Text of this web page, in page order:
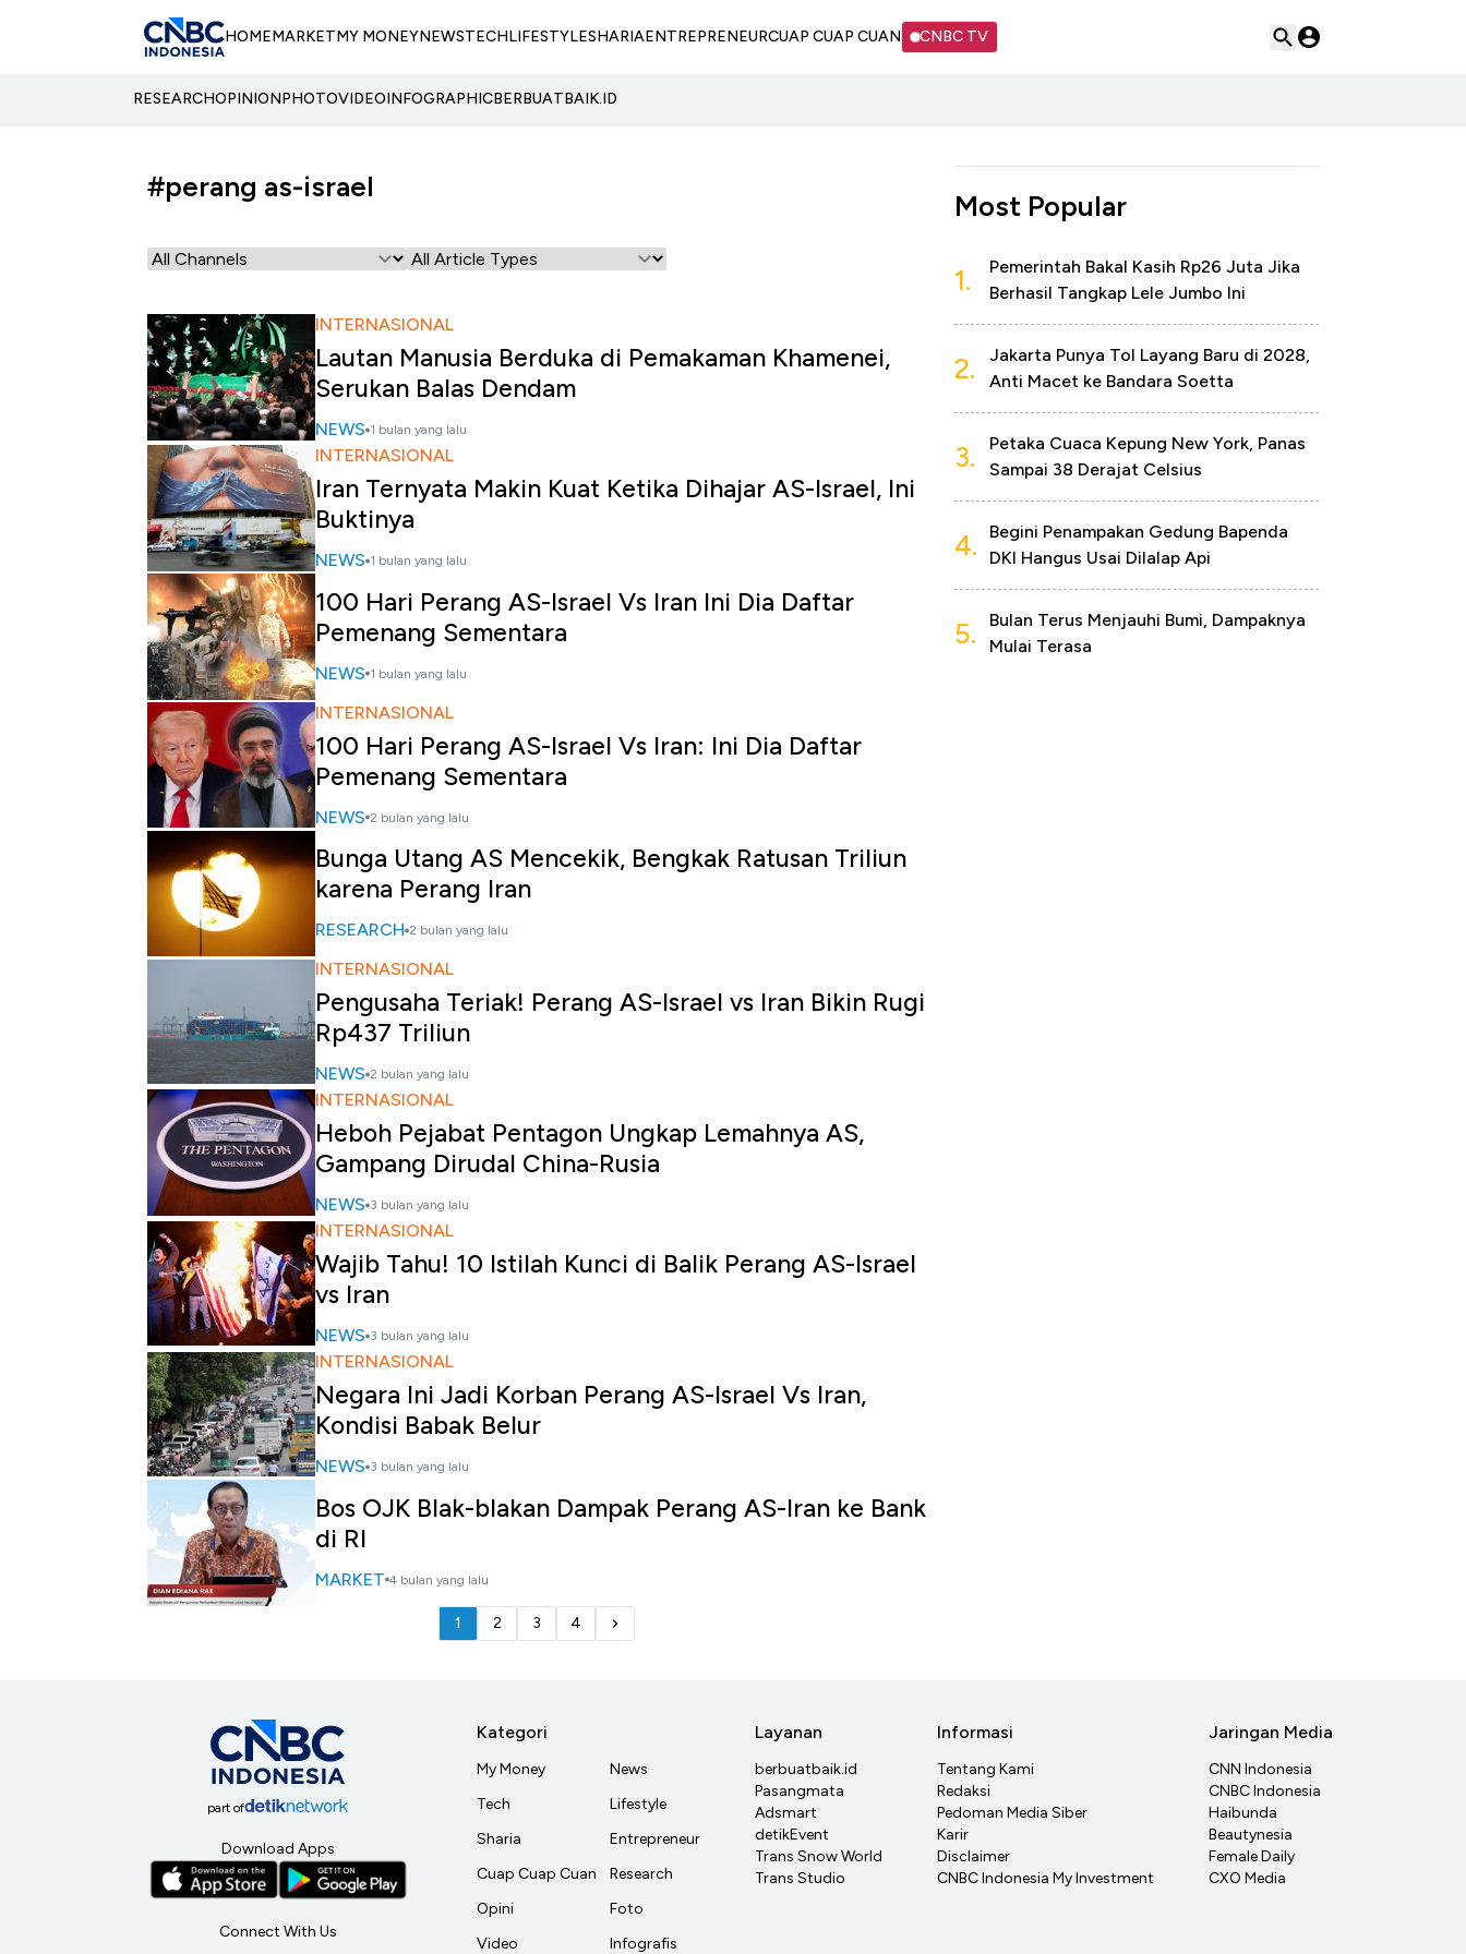
HOMEMARKETMY MONEYNEWSTECHLIFESTYLESHARIAENTREPRENEURCUAP CUAP CUAN CNBC TV
RESEARCHOPINIONPHOTOVIDEOINFOGRAPHICBERBUATBAIK.ID
#perang as-israel
INTERNASIONAL
Lautan Manusia Berduka di Pemakaman Khamenei,
Serukan Balas Dendam
NEWS 1 bulan yang lalu
INTERNASIONAL
Iran Ternyata Makin Kuat Ketika Dihajar AS-Israel, Ini
Buktinya
NEWS 1 bulan yang lalu
100 Hari Perang AS-Israel Vs Iran Ini Dia Daftar
Pemenang Sementara
NEWS 1 bulan yang lalu
INTERNASIONAL
100 Hari Perang AS-Israel Vs Iran: Ini Dia Daftar
Pemenang Sementara
NEWS 2 bulan yang lalu
Bunga Utang AS Mencekik, Bengkak Ratusan Triliun
karena Perang Iran
RESEARCH 2 bulan yang lalu
INTERNASIONAL
Pengusaha Teriak! Perang AS-Israel vs Iran Bikin Rugi
Rp437 Triliun
NEWS 2 bulan yang lalu
INTERNASIONAL
Heboh Pejabat Pentagon Ungkap Lemahnya AS,
Gampang Dirudal China-Rusia
NEWS 3 bulan yang lalu
INTERNASIONAL
Wajib Tahu! 10 Istilah Kunci di Balik Perang AS-Israel
vs Iran
NEWS 3 bulan yang lalu
INTERNASIONAL
Negara Ini Jadi Korban Perang AS-Israel Vs Iran,
Kondisi Babak Belur
NEWS 3 bulan yang lalu
Bos OJK Blak-blakan Dampak Perang AS-Iran ke Bank
di RI
MARKET 4 bulan yang lalu
1 2 3 4
Most Popular
1.
Pemerintah Bakal Kasih Rp26 Juta Jika
Berhasil Tangkap Lele Jumbo Ini
2.
Jakarta Punya Tol Layang Baru di 2028,
Anti Macet ke Bandara Soetta
3.
Petaka Cuaca Kepung New York, Panas
Sampai 38 Derajat Celsius
4.
Begini Penampakan Gedung Bapenda
DKI Hangus Usai Dilalap Api
5.
Bulan Terus Menjauhi Bumi, Dampaknya
Mulai Terasa
part of
Download Apps
Connect With Us
Kategori
My Money
Tech
Sharia
Cuap Cuap Cuan
Opini
Video
News
Lifestyle
Entrepreneur
Research
Foto
Infografis
Layanan
berbuatbaik.id
Pasangmata
Adsmart
detikEvent
Trans Snow World
Trans Studio
Informasi
Tentang Kami
Redaksi
Pedoman Media Siber
Karir
Disclaimer
CNBC Indonesia My Investment
Jaringan Media
CNN Indonesia
CNBC Indonesia
Haibunda
Beautynesia
Female Daily
CXO Media